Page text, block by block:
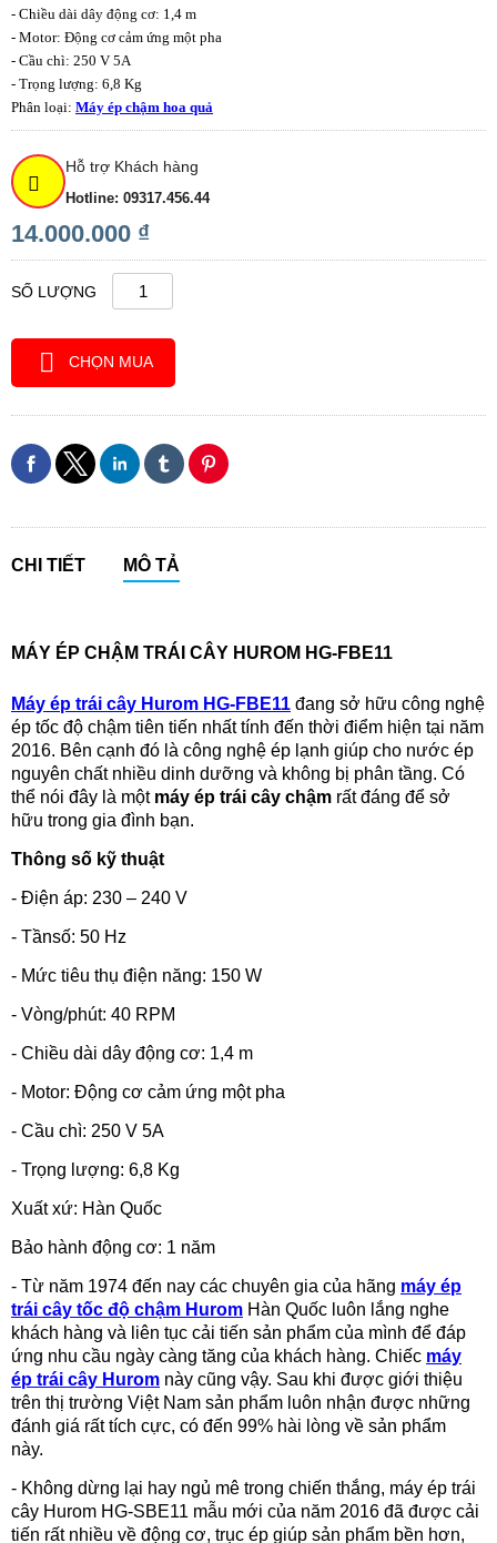
- Chiều dài dây động cơ: 1,4 m
- Motor: Động cơ cảm ứng một pha
- Cầu chì: 250 V 5A
- Trọng lượng: 6,8 Kg
Phân loại: Máy ép chậm hoa quả
Hỗ trợ Khách hàng
Hotline: 09317.456.44
14.000.000 ₫
SỐ LƯỢNG
CHỌN MUA
CHI TIẾT MÔ TẢ
MÁY ÉP CHẬM TRÁI CÂY HUROM HG-FBE11
Máy ép trái cây Hurom HG-FBE11 đang sở hữu công nghệ
ép tốc độ chậm tiên tiến nhất tính đến thời điểm hiện tại năm
2016. Bên cạnh đó là công nghệ ép lạnh giúp cho nước ép
nguyên chất nhiều dinh dưỡng và không bị phân tầng. Có
thể nói đây là một máy ép trái cây chậm rất đáng để sở
hữu trong gia đình bạn.
Thông số kỹ thuật
- Điện áp: 230 – 240 V
- Tầnsố: 50 Hz
- Mức tiêu thụ điện năng: 150 W
- Vòng/phút: 40 RPM
- Chiều dài dây động cơ: 1,4 m
- Motor: Động cơ cảm ứng một pha
- Cầu chì: 250 V 5A
- Trọng lượng: 6,8 Kg
Xuất xứ: Hàn Quốc
Bảo hành động cơ: 1 năm
- Từ năm 1974 đến nay các chuyên gia của hãng máy ép
trái cây tốc độ chậm Hurom Hàn Quốc luôn lắng nghe
khách hàng và liên tục cải tiến sản phẩm của mình để đáp
ứng nhu cầu ngày càng tăng của khách hàng. Chiếc máy
ép trái cây Hurom này cũng vậy. Sau khi được giới thiệu
trên thị trường Việt Nam sản phẩm luôn nhận được những
đánh giá rất tích cực, có đến 99% hài lòng về sản phẩm
này.
- Không dừng lại hay ngủ mê trong chiến thắng, máy ép trái
cây Hurom HG-SBE11 mẫu mới của năm 2016 đã được cải
tiến rất nhiều về động cơ, trục ép giúp sản phẩm bền hơn,